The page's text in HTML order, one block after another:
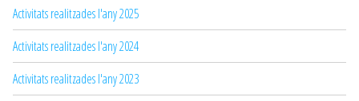
Activitats realitzades l'any 2025
Activitats realitzades l'any 2024
Activitats realitzades l'any 2023